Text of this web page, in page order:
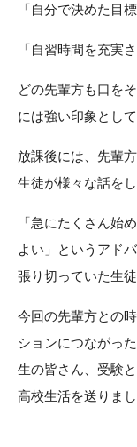
「自分で決めた目
「自習時間を充実
どの先輩方も口を
には強い印象とし
放課後には、先輩
生徒が様々な話を
「急にたくさん始
よい」というアド
張り切っていた生
今回の先輩方との
ションにつながっ
生の皆さん、受験
高校生活を送りまし